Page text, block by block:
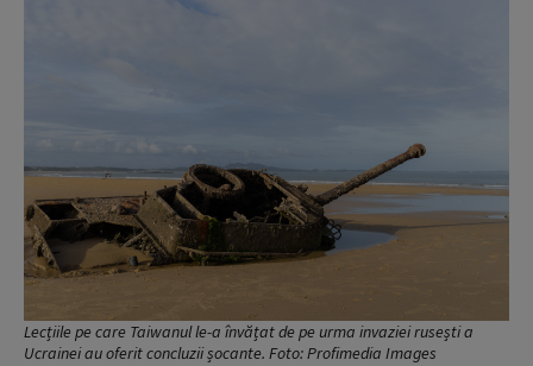
Lecțiile pe care Taiwanul le-a învățat de pe urma invaziei rusești a
Ucrainei au oferit concluzii șocante. Foto: Profimedia Images